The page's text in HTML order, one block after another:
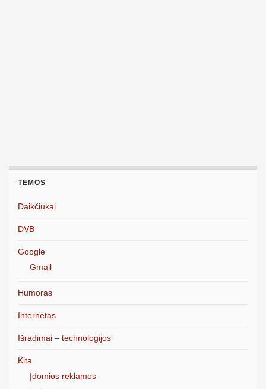
TEMOS
Daikčiukai
DVB
Google
Gmail
Humoras
Internetas
Išradimai – technologijos
Kita
Įdomios reklamos